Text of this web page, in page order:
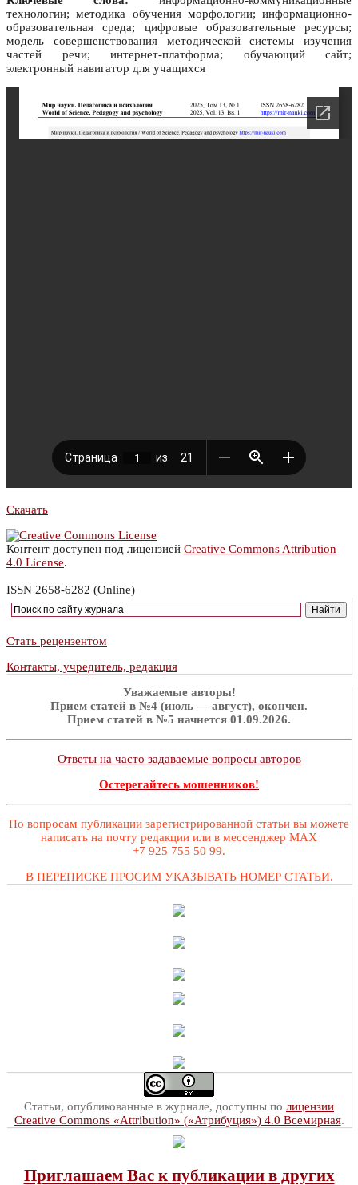
технологии; методика обучения морфологии; информационно-
образовательная среда; цифровые образовательные ресурсы;
модель совершенствования методической системы изучения
частей речи; интернет-платформа; обучающий сайт;
электронный навигатор для учащихся
Скачать
Контент доступен под лицензией Creative Commons Attribution
4.0 License.
ISSN 2658-6282 (Online)
Стать рецензентом
Контакты, учредитель, редакция
Уважаемые авторы!
Прием статей в №4 (июль — август), окончен.
Прием статей в №5 начнется 01.09.2026.
Ответы на часто задаваемые вопросы авторов
Остерегайтесь мошенников!
По вопросам публикации зарегистрированной статьи вы можете
написать на почту редакции или в мессенджер MAX
+7 925 755 50 99.
В ПЕРЕПИСКЕ ПРОСИМ УКАЗЫВАТЬ НОМЕР СТАТЬИ.
Статьи, опубликованные в журнале, доступны по лицензии
Creative Commons «Attribution» («Атрибуция») 4.0 Всемирная.
Приглашаем Вас к публикации в других